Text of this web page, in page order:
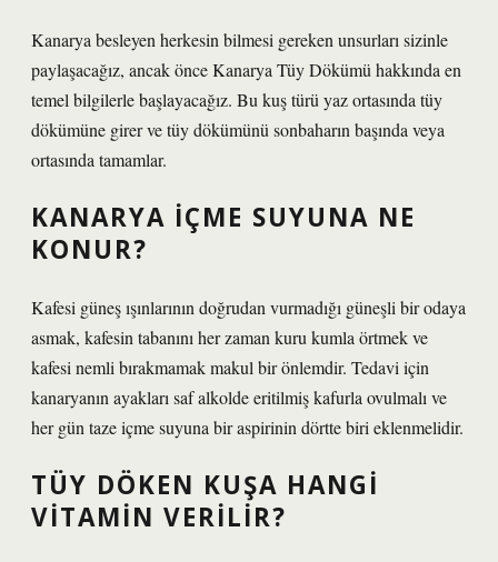
Kanarya besleyen herkesin bilmesi gereken unsurları sizinle
paylaşacağız, ancak önce Kanarya Tüy Dökümü hakkında en
temel bilgilerle başlayacağız. Bu kuş türü yaz ortasında tüy
dökümüne girer ve tüy dökümünü sonbaharın başında veya
ortasında tamamlar.
KANARYA IÇME SUYUNA NE
KONUR?
Kafesi güneş ışınlarının doğrudan vurmadığı güneşli bir odaya
asmak, kafesin tabanını her zaman kuru kumla örtmek ve
kafesi nemli bırakmamak makul bir önlemdir. Tedavi için
kanaryanın ayakları saf alkolde eritilmiş kafurla ovulmalı ve
her gün taze içme suyuna bir aspirinin dörtte biri eklenmelidir.
TÜY DÖKEN KUŞA HANGI
VITAMIN VERILIR?